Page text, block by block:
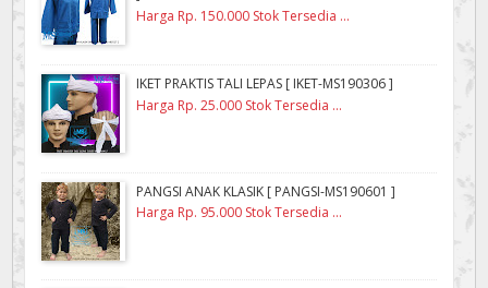
Harga Rp. 150.000 Stok Tersedia ...
IKET PRAKTIS TALI LEPAS [ IKET-MS190306 ]
Harga Rp. 25.000 Stok Tersedia ...
PANGSI ANAK KLASIK [ PANGSI-MS190601 ]
Harga Rp. 95.000 Stok Tersedia ...